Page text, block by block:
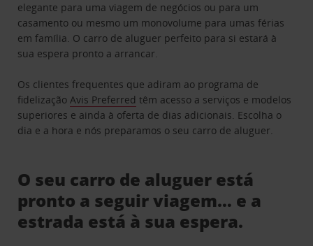
elegante para uma viagem de negócios ou para um
casamento ou mesmo um monovolume para umas férias
em família. O carro de aluguer perfeito para si estará à
sua espera pronto a arrancar.
Os clientes frequentes que adiram ao programa de
fidelizaçãoAvis Preferred têm acesso a serviços e modelos
superiores e ainda à oferta de dias adicionais. Escolha o
dia e a hora e nós preparamos o seu carro de aluguer.
O seu carro de aluguer está
pronto a seguir viagem… e a
estrada está à sua espera.